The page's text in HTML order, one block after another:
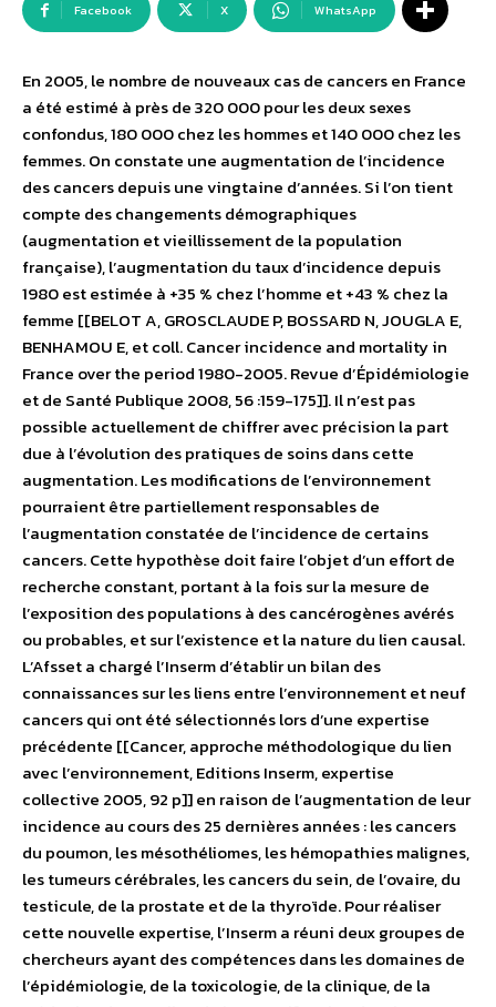
Facebook X WhatsApp
En 2005, le nombre de nouveaux cas de cancers en France
a été estimé à près de 320 000 pour les deux sexes
confondus, 180 000 chez les hommes et 140 000 chez les
femmes. On constate une augmentation de l’incidence
des cancers depuis une vingtaine d’années. Si l’on tient
compte des changements démographiques
(augmentation et vieillissement de la population
française), l’augmentation du taux d’incidence depuis
1980 est estimée à +35 % chez l’homme et +43 % chez la
femme [[BELOT A, GROSCLAUDE P, BOSSARD N, JOUGLA E,
BENHAMOU E, et coll. Cancer incidence and mortality in
France over the period 1980-2005. Revue d’Épidémiologie
et de Santé Publique 2008, 56 :159-175]]. Il n’est pas
possible actuellement de chiffrer avec précision la part
due à l’évolution des pratiques de soins dans cette
augmentation. Les modifications de l’environnement
pourraient être partiellement responsables de
l’augmentation constatée de l’incidence de certains
cancers. Cette hypothèse doit faire l’objet d’un effort de
recherche constant, portant à la fois sur la mesure de
l’exposition des populations à des cancérogènes avérés
ou probables, et sur l’existence et la nature du lien causal.
L’Afsset a chargé l’Inserm d’établir un bilan des
connaissances sur les liens entre l’environnement et neuf
cancers qui ont été sélectionnés lors d’une expertise
précédente [[Cancer, approche méthodologique du lien
avec l’environnement, Editions Inserm, expertise
collective 2005, 92 p]] en raison de l’augmentation de leur
incidence au cours des 25 dernières années : les cancers
du poumon, les mésothéliomes, les hémopathies malignes,
les tumeurs cérébrales, les cancers du sein, de l’ovaire, du
testicule, de la prostate et de la thyroïde. Pour réaliser
cette nouvelle expertise, l’Inserm a réuni deux groupes de
chercheurs ayant des compétences dans les domaines de
l’épidémiologie, de la toxicologie, de la clinique, de la